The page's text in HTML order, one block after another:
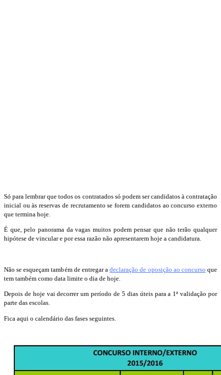
Só para lembrar que todos os contratados só podem ser candidatos à contratação
inicial ou às reservas de recrutamento se forem candidatos ao concurso externo
que termina hoje.
É que, pelo panorama da vagas muitos podem pensar que não terão qualquer
hipótese de vincular e por essa razão não apresentarem hoje a candidatura.
Não se esqueçam também de entregar adeclaração de oposição ao concurso que
tem também como data limite o dia de hoje.
Depois de hoje vai decorrer um período de 5 dias úteis para a 1ª validação por
parte das escolas.
Fica aqui o calendário das fases seguintes.